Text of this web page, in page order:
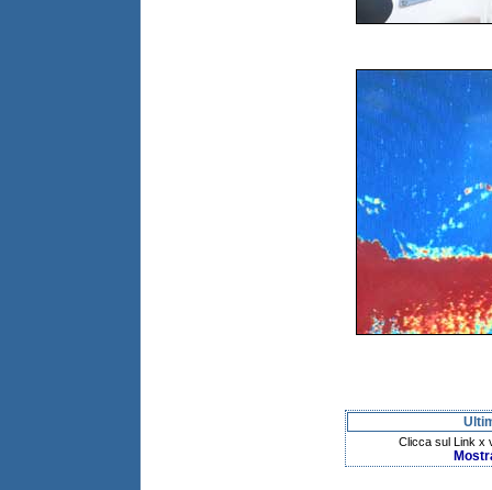
Clicca sul Link x